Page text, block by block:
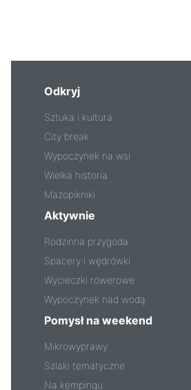
Odkryj
Sztuka i kultura
City break
Wypoczynek na wsi
Wielka historia
Mazopikniki
Aktywnie
Rodzinna przygoda
Spacery i wędrówki
Wycieczki rowerowe
Wypoczynek nad wodą
Pomysł na weekend
Mikrowyprawy
Szlaki tematyczne
Na kempingu